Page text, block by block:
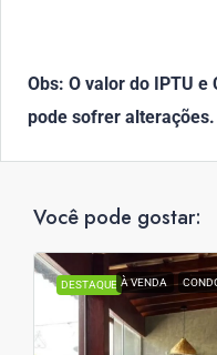
Obs: O valor do IPTU
pode sofrer
Você pode gostar:
DESTAQUE À VENDA